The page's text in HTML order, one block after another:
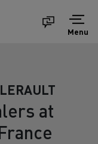
Menu
at